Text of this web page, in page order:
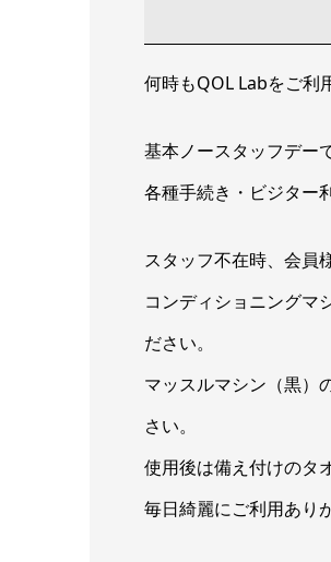
駐
間
未
何時もQOL Labをご利
基本ノースタッフデー
各種手続き・ビジター
スタッフ不在時、会員
コンディショニングマ
ださい。
マッスルマシン（黒）
さい。
使用後は備え付けのタ
毎日綺麗にご利用あり